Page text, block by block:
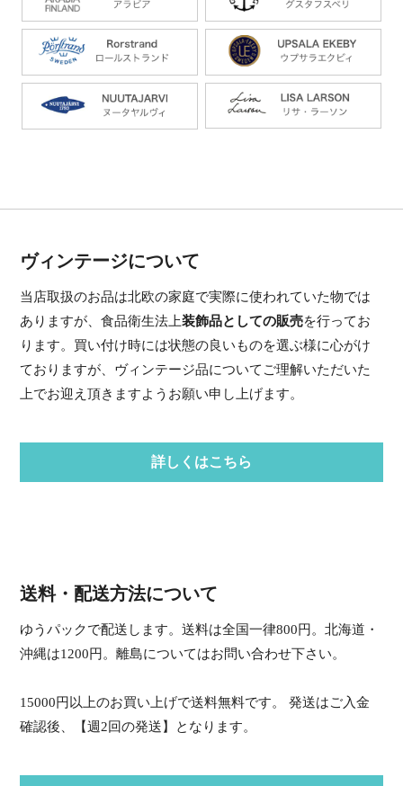
ヴィンテージについて
当店取扱のお品は北欧の家庭で実際に使われていた物では
ありますが、食品衛生法上装飾品としての販売を行ってお
ります。買い付け時には状態の良いものを選ぶ様に心がけ
ておりますが、ヴィンテージ品についてご理解いただいた
上でお迎え頂きますようお願い申し上げます。
詳しくはこちら
送料・配送方法について
ゆうパックで配送します。送料は全国一律800円。北海道・
沖縄は1200円。離島についてはお問い合わせ下さい。
15000円以上のお買い上げで送料無料です。 発送はご入金
確認後、【週2回の発送】となります。